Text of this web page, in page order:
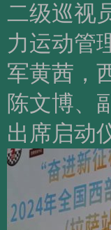
二级巡视
力运动管
军黄茜，
陈文博、
出席启动